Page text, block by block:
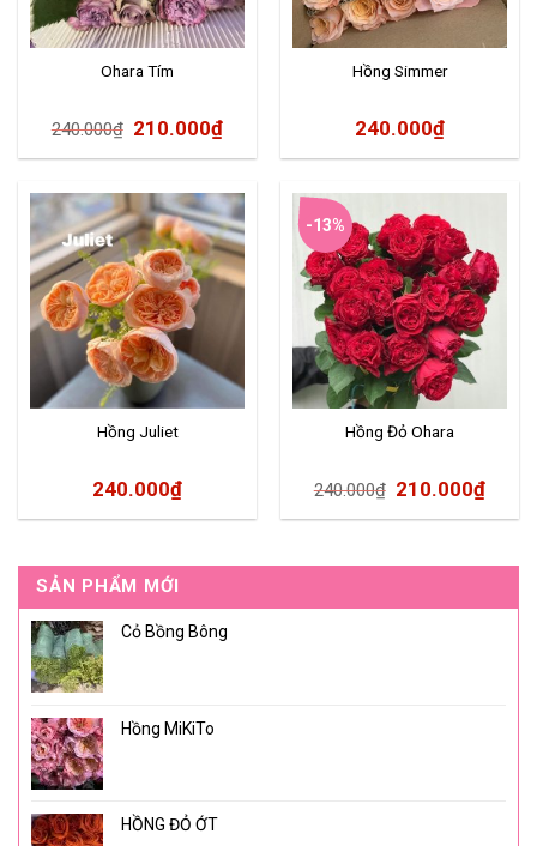
SẢN PHẨM MỚI
Cỏ Bồng Bông
Hồng MiKiTo
HỒNG ĐỎ ỚT
Ohara Tím
240.000₫ 210.000₫
Hồng Simmer
240.000₫
Hồng Juliet
240.000₫
-13%
Hồng Đỏ Ohara
240.000₫ 210.000₫